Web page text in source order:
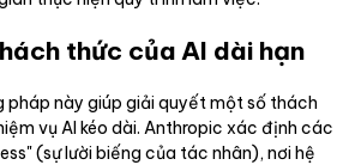
thức của AI dài hạn
pháp này giúp giải quyết một số thách
vụ AI kéo dài. Anthropic xác định các
(sự lười biếng của tác nhân), nơi hệ